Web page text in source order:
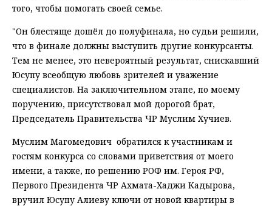
того, чтобы помогать своей семье.
"Он блестяще дошёл до полуфинала, но судьи решили,
что в финале должны выступить другие конкурсанты.
Тем не менее, это невероятный результат, снискавший
Юсупу всеобщую любовь зрителей и уважение
специалистов. На заключительном этапе, по моему
поручению, присутствовал мой дорогой брат,
Председатель Правительства ЧР Муслим Хучиев.
Муслим Магомедович обратился к участникам и
гостям конкурса со словами приветствия от моего
имени, а также, по решению РОФ им. Героя РФ,
Первого Президента ЧР Ахмата-Хаджи Кадырова,
вручил Юсупу Алиеву ключи от новой квартиры в